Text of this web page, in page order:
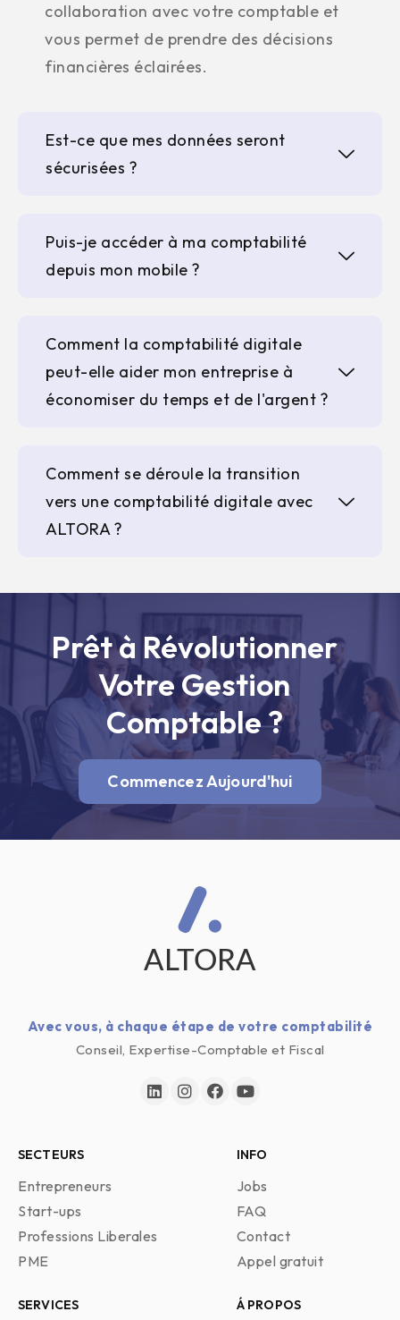
collaboration avec votre comptable et
vous permet de prendre des décisions
financières éclairées.
Est-ce que mes données seront
sécurisées ?
Puis-je accéder à ma comptabilité
depuis mon mobile ?
Comment la comptabilité digitale
peut-elle aider mon entreprise à
économiser du temps et de l'argent ?
Comment se déroule la transition
vers une comptabilité digitale avec
ALTORA ?
Prêt à Révolutionner
Votre Gestion
Comptable ?
Commencez Aujourd'hui
A LTORA
Avec vous, à chaque étape de votre comptabilité
Conseil, Expertise-Comptable et Fiscal
SECTEURS
Entrepreneurs
Start-ups
Professions Liberales
PME
SERVICES
INFO
Jobs
FAQ
Contact
Appel gratuit
Á PROPOS